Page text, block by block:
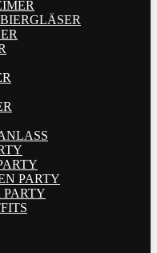
PARTY
PARTY